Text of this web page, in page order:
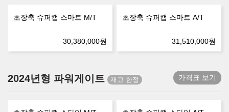
초장축 슈퍼캡 스마트 M/T
30,380,000원
초장축 슈퍼캡 스마트 A/T
31,510,000원
2024년형 파워게이트 가격표 보기